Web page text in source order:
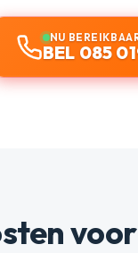
NU
BEL 085